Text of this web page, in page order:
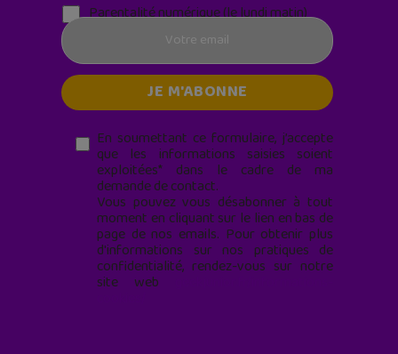
Parentalité numérique (le lundi matin)
En soumettant ce formulaire, j’accepte
que les informations saisies soient
exploitées* dans le cadre de ma
demande de contact.
Vous pouvez vous désabonner à tout
moment en cliquant sur le lien en bas de
page de nos emails. Pour obtenir plus
d'informations sur nos pratiques de
confidentialité, rendez-vous sur notre
site web